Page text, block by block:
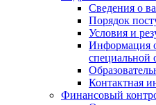
Сведения о
Порядок
Условия и
Информация о
специальной
Контактная
Финансовый